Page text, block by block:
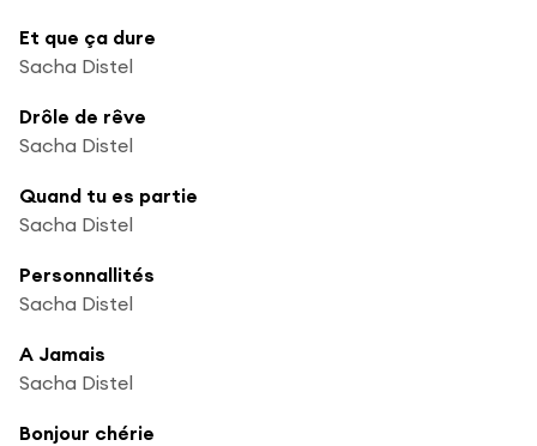
Et que ça dure
Sacha Distel
Drôle de rêve
Sacha Distel
Quand tu es partie
Sacha Distel
Personnallités
Sacha Distel
A Jamais
Sacha Distel
Bonjour chérie